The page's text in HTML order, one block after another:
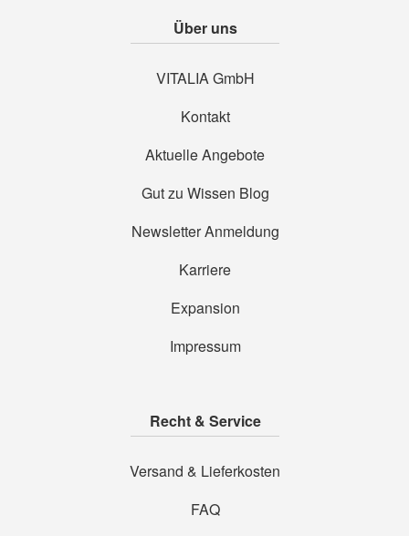
Über uns
VITALIA GmbH
Kontakt
Aktuelle Angebote
Gut zu Wissen Blog
Newsletter Anmeldung
Karriere
Expansion
Impressum
Recht & Service
Versand & Lieferkosten
FAQ